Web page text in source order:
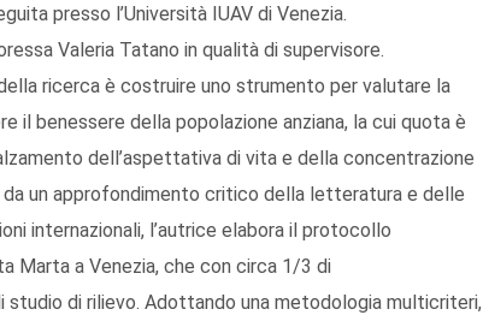
presso l’Università IUAV di Venezia.
Valeria Tatano in qualità di supervisore.
della ricerca è costruire uno strumento per valutare la
il benessere della popolazione anziana, la cui quota è
dell’aspettativa di vita e della concentrazione
un approfondimento critico della letteratura e delle
internazionali, l’autrice elabora il protocollo
Marta a Venezia, che con circa 1/3 di
di rilievo. Adottando una metodologia multicriteri,